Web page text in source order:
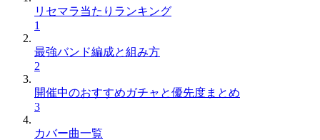
リセマラ当たりランキング
1
最強バンド編成と組み方
2
開催中のおすすめガチャと優先度まとめ
3
カバー曲一覧